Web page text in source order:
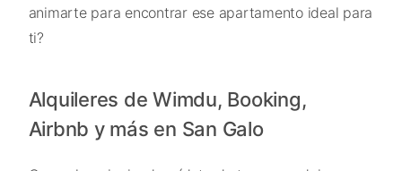
animarte para encontrar ese apartamento ideal para
ti?
Alquileres de Wimdu, Booking,
Airbnb y más en San Galo